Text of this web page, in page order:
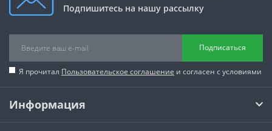
Подпишитесь на нашу рассылку
Подписаться
Я прочитал Пользовательское соглашение и согласен с условиями
Информация